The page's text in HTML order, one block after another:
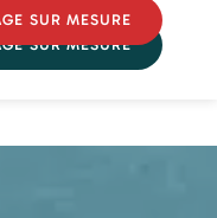
SUR MESURE
SUR MESURE